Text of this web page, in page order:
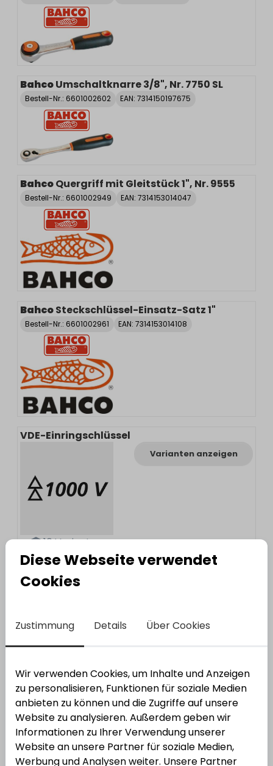
BahcoUmschaltknarre 3/8", Nr. 7750 SL
Bestell-Nr.: 6601002602 EAN: 7314150197675
BahcoQuergriff mit Gleitstück 1", Nr. 9555
Bestell-Nr.: 6601002949 EAN: 7314153014047
BahcoSteckschlüssel-Einsatz-Satz 1"
Bestell-Nr.: 6601002961 EAN: 7314153014108
10Varianten
VDE-Einringschlüssel
Varianten anzeigen
3906
Diese Webseite verwendet
Cookies
Zustimmung Details Über Cookies
Wir verwenden Cookies, um Inhalte und Anzeigen
zu personalisieren, Funktionen für soziale Medien
anbieten zu können und die Zugriffe auf unsere
Website zu analysieren. Außerdem geben wir
Informationen zu Ihrer Verwendung unserer
Website an unsere Partner für soziale Medien,
Werbung und Analysen weiter. Unsere Partner